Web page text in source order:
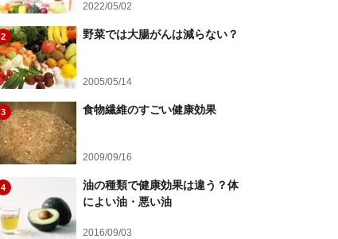
2022/05/02
2 野菜では大腸がんは減らない？
2005/05/14
3 食物繊維のすごい健康効果
2009/09/16
4
油の種類で健康効果は違う？体
によい油・悪い油
2016/09/03